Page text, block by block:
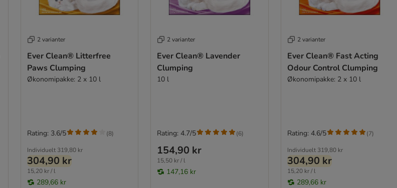
2 varianter
Ever Clean® Litterfree
Paws Clumping
Økonomipakke: 2 x 10 l
Individuelt 319,80 kr
304,90 kr
15,20 kr / l
289,66 kr
Rating: 3.6/5 (8)
2 varianter
Ever Clean® Lavender
Clumping
10 l
154,90 kr
15,50 kr / l
147,16 kr
Rating: 4.7/5 (6)
2 varianter
Ever Clean® Fast Acting
Odour Control Clumping
Økonomipakke: 2 x 10 l
Individuelt 319,80 kr
304,90 kr
15,20 kr / l
289,66 kr
Rating: 4.6/5 (7)